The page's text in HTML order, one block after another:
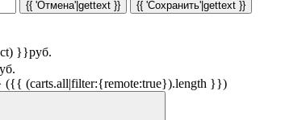
{{ 'Отмена'|gettext }} {{ 'Сохранить'|gettext }}
}}руб.
(carts.all|filter:{remote:true}).length }})